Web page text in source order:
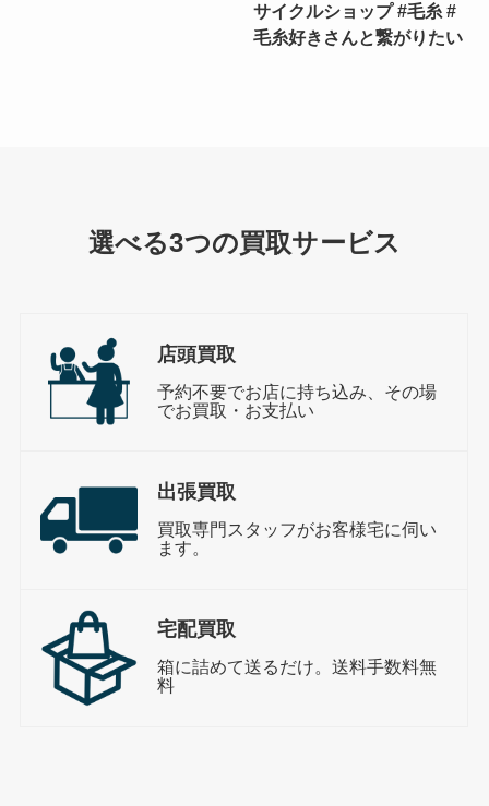
サイクルショップ #毛糸 #
毛糸好きさんと繋がりたい
選べる3つの買取サービス
店頭買取
予約不要でお店に持ち込み、その場
でお買取・お支払い
出張買取
買取専門スタッフがお客様宅に伺い
ます。
宅配買取
箱に詰めて送るだけ。送料手数料無
料